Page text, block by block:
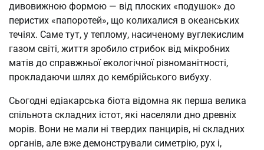
дивовижною формою — від плоских «подушок» до
перистих «папоротей», що колихалися в океанських
течіях. Саме тут, у теплому, насиченому вуглекислим
газом світі, життя зробило стрибок від мікробних
матів до справжньої екологічної різноманітності,
прокладаючи шлях до кембрійського вибуху.
Сьогодні едіакарська біота відомна як перша велика
спільнота складних істот, які населяли дно древніх
морів. Вони не мали ні твердих панцирів, ні складних
органів, але вже демонстрували симетрію, рух і,